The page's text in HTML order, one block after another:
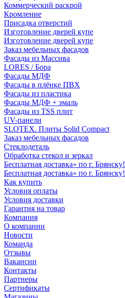
Коммерческий раскрой
Кромление
Присадка отверстий
Изготовление дверей купе
Изготовление дверей купе
Заказ мебельных фасадов
Фасады из Массива
LORES / Бора
Фасады МДФ
Фасады в плёнке ПВХ
Фасады из пластика
Фасады МДФ + эмаль
Фасады из TSS плит
UV-панели
SLOTEX. Плиты Solid Compact
Заказ мебельных фасадов
Стеклодеталь
Обработка стекол и зеркал
Бесплатная доставка» по г. Брянску!
Бесплатная доставка» по г. Брянску!
Как купить
Условия оплаты
Условия доставки
Гарантия на товар
Компания
О компании
Новости
Команда
Отзывы
Вакансии
Контакты
Партнеры
Сертификаты